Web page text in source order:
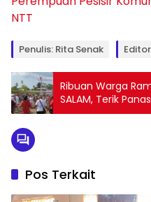
NTT
Penulis: Rita Senak
Ribuan Warga
SALAM, Terik
Jadi Penghalang
Pos Terkait